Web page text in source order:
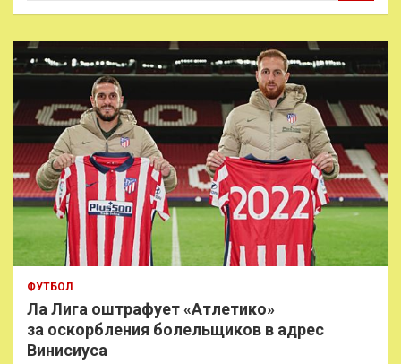
к
ФУТБОЛ
Ла Лига оштрафует «Атлетико»
за оскорбления болельщиков в адрес
Винисиуса